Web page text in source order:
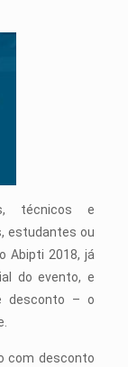
técnicos e
estudantes ou
Abipti 2018, já
do evento, e
desconto – o
com desconto